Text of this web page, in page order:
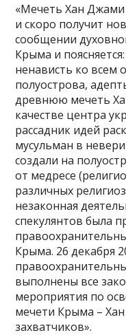
«Мечеть Хан Джами
и скоро получит
сообщении
Крыма и
ненависть ко всем
полуострова,
древнюю мечеть
качестве центра
рассадник идей
мусульман в
создали на
от медресе
различных
незаконная
спекулянтов была
Крыма. 26 декабря
выполнены все
мероприятия по
мечети Крыма –
захватчиков».